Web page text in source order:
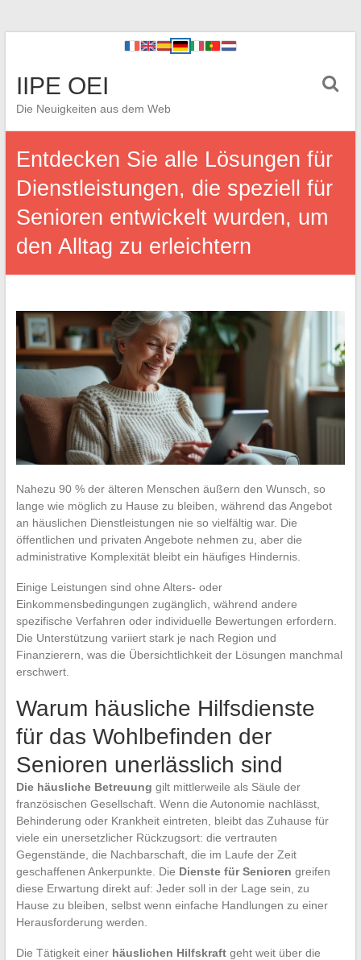
IIPE OEI
Die Neuigkeiten aus dem Web
Entdecken Sie alle Lösungen für
Dienstleistungen, die speziell für
Senioren entwickelt wurden, um
den Alltag zu erleichtern
Nahezu 90 % der älteren Menschen äußern den Wunsch, so
lange wie möglich zu Hause zu bleiben, während das Angebot
an häuslichen Dienstleistungen nie so vielfältig war. Die
öffentlichen und privaten Angebote nehmen zu, aber die
administrative Komplexität bleibt ein häufiges Hindernis.
Einige Leistungen sind ohne Alters- oder
Einkommensbedingungen zugänglich, während andere
spezifische Verfahren oder individuelle Bewertungen erfordern.
Die Unterstützung variiert stark je nach Region und
Finanzierern, was die Übersichtlichkeit der Lösungen manchmal
erschwert.
Warum häusliche Hilfsdienste
für das Wohlbefinden der
Senioren unerlässlich sind
Die häusliche Betreuung gilt mittlerweile als Säule der
französischen Gesellschaft. Wenn die Autonomie nachlässt,
Behinderung oder Krankheit eintreten, bleibt das Zuhause für
viele ein unersetzlicher Rückzugsort: die vertrauten
Gegenstände, die Nachbarschaft, die im Laufe der Zeit
geschaffenen Ankerpunkte. Die Dienste für Senioren greifen
diese Erwartung direkt auf: Jeder soll in der Lage sein, zu
Hause zu bleiben, selbst wenn einfache Handlungen zu einer
Herausforderung werden.
Die Tätigkeit einer häuslichen Hilfskraftgeht weit über die